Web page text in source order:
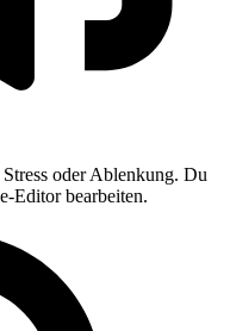
oder Ablenkung. Du
Editor bearbeiten.